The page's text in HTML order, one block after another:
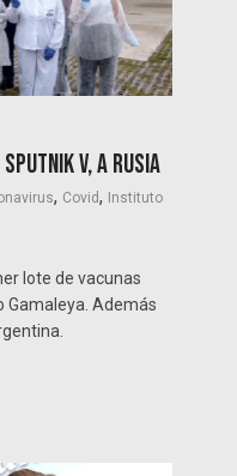
V, a Rusia
, Covid, Instituto
lote de vacunas
Gamaleya. Además